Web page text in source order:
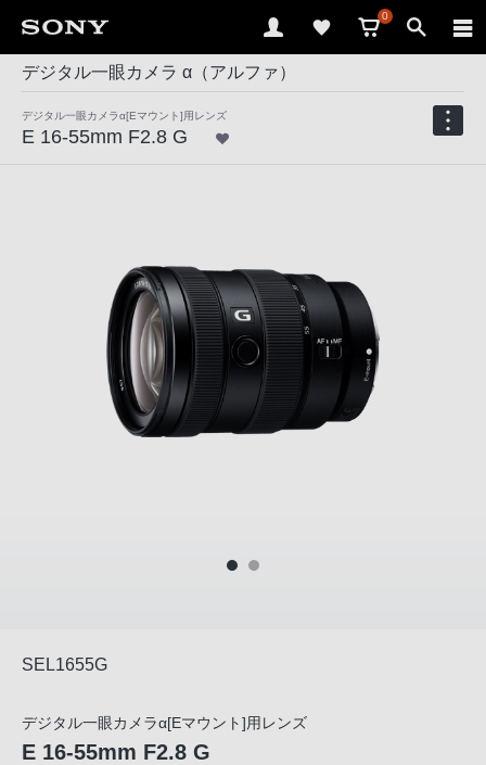
0
デジタル一眼カメラ α（アルファ）
デジタル一眼カメラα[Eマウント]用レンズ
E 16-55mm F2.8 G
SEL1655G
デジタル一眼カメラα[Eマウント]用レンズ
E 16-55mm F2.8 G